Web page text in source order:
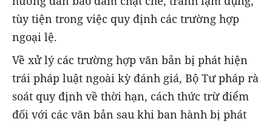
tùy tiện trong việc quy định các trường hợp
ngoại lệ.
Về xử lý các trường hợp văn bản bị phát hiện
trái pháp luật ngoài kỳ đánh giá, Bộ Tư pháp rà
soát quy định về thời hạn, cách thức trừ điểm
đối với các văn bản sau khi ban hành bị phát